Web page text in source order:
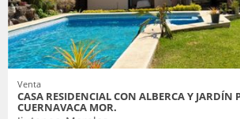
Venta
CASA RESIDENCIAL CON ALBERCA Y JARDÍN
CUERNAVACA MOR.